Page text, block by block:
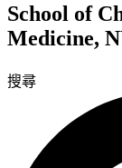
School of
Medicine,
搜尋